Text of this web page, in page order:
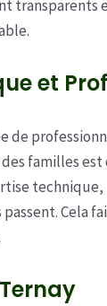
transparents
et
de
familles
technique,
Cela